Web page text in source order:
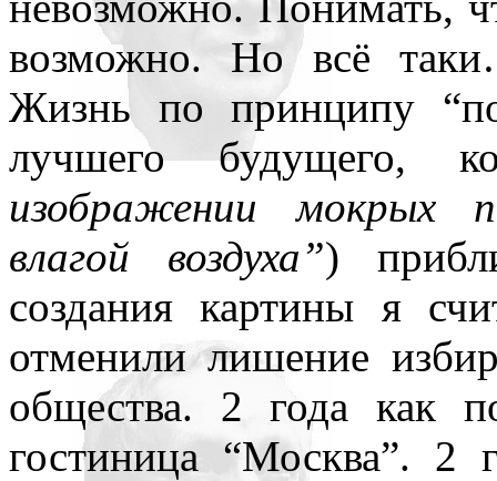
возможно. Но всё
Жизнь по принципу
лучшего будущего,
изображении мокрых
влагой воздуха”)
создания картины я
отменили лишение
общества. 2 года как
гостиница “Москва”. 2